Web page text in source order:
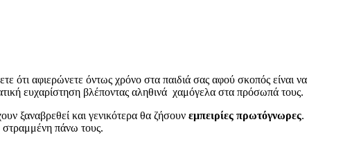
ότι αφιερώνετε όντως χρόνο στα παιδιά σας αφού σκοπός είναι να
ευχαρίστηση βλέποντας αληθινά χαμόγελα στα πρόσωπά τους.
ξαναβρεθεί και γενικότερα θα ζήσουν εμπειρίες πρωτόγνωρες.
στραμμένη πάνω τους.